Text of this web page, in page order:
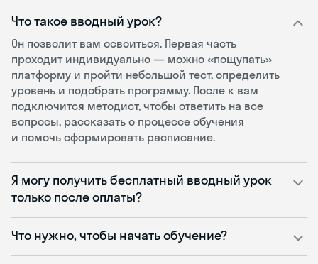
Что такое вводный урок?
Он позволит вам освоиться. Первая часть
проходит индивидуально — можно «пощупать»
платформу и пройти небольшой тест, определить
уровень и подобрать программу. После к вам
подключится методист, чтобы ответить на все
вопросы, рассказать о процессе обучения
и помочь сформировать расписание.
Я могу получить бесплатный вводный урок
только после оплаты?
Что нужно, чтобы начать обучение?